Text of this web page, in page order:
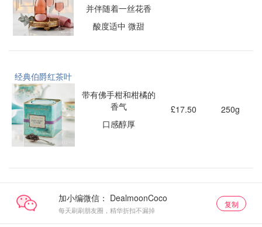
并伴随着一丝花香
酸度适中 微甜
经典伯爵红茶叶
带有佛手柑和柑橘的
香气
口感醇厚
£17.50 250g
加小编微信：
每天刷刷朋友圈，精华折扣不漏掉
复制